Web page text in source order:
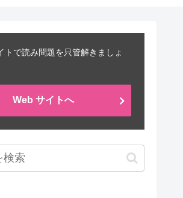
トで読み問題を只管解きましょ
Web サイトへ